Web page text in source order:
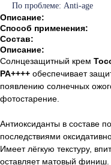
По проблеме: Anti-age
Описание:
Способ применения:
Состав:
Описание:
Солнцезащитный крем
PA++++ обеспечивает
появлению солнечных
фотостарение.
Антиоксиданты в составе
последствиями
Имеет лёгкую текстуру,
оставляет матовый финиш.